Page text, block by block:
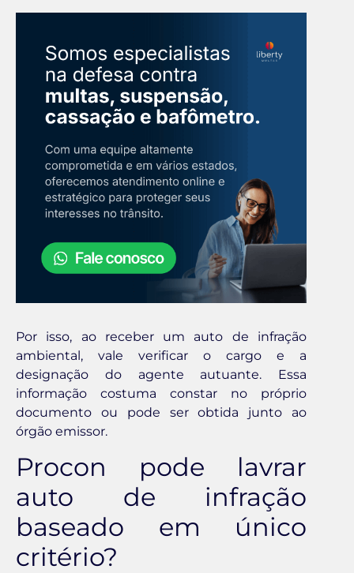
Por isso, ao receber um auto de infração
ambiental, vale verificar o cargo e a
designação do agente autuante. Essa
informação costuma constar no próprio
documento ou pode ser obtida junto ao
órgão emissor.
Procon pode lavrar
auto de infração
baseado em único
critério?